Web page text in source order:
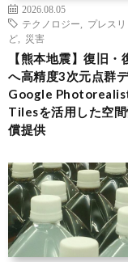
2026.08.05
テクノロジー
プレス
ど
災害
【熊本地震】復旧・
へ高精度3次元点群
Google
Tilesを活用した空
償提供